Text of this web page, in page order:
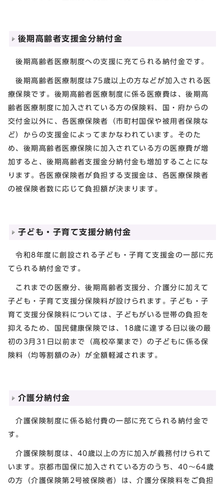
後期高齢者支援金分納付金
後期高齢者医療制度への支援に充てられる納付金です。
後期高齢者医療制度は75歳以上の方などが加入される医
療保険です。後期高齢者医療制度に係る医療費は、後期高
齢者医療制度に加入されている方の保険料、国・府からの
交付金以外に、各医療保険者（市町村国保や被用者保険な
ど）からの支援金によってまかなわれています。そのた
め、後期高齢者医療保険に加入されている方の医療費が増
加すると、後期高齢者支援金分納付金も増加することにな
ります。各医療保険者が負担する支援金は、各医療保険者
の被保険者数に応じて負担額が決まります。
子ども・子育て支援分納付金
令和8年度に創設される子ども・子育て支援金の一部に充
てられる納付金です。
これまでの医療分、後期高齢者支援分、介護分に加えて
子ども・子育て支援分保険料が設けられます。子ども・子
育て支援分保険料については、子どもがいる世帯の負担を
抑えるため、国民健康保険では、18歳に達する日以後の最
初の3月31日以前まで（高校卒業まで）の子どもに係る保
険料（均等割額のみ）が全額軽減されます。
介護分納付金
介護保険制度に係る給付費の一部に充てられる納付金で
す。
介護保険制度は、40歳以上の方に加入が義務付けられて
います。京都市国保に加入されている方のうち、40～64歳
の方（介護保険第2号被保険者）は、介護分保険料をご負担